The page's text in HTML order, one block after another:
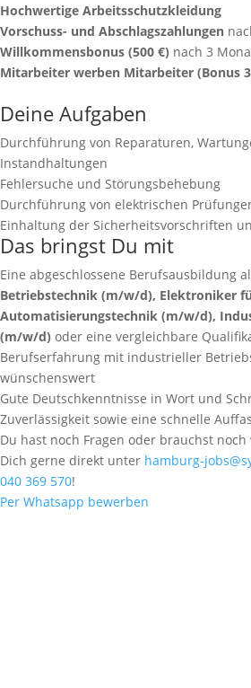
Hochwertige Arbeitsschutzkleidung
Vorschuss- und Abschlagszahlungen
Willkommensbonus (500 €) nach 3
Mitarbeiter werben Mitarbeiter (Bonus
Deine Aufgaben
Durchführung von Reparaturen,
Instandhaltungen
Fehlersuche und Störungsbehebung
Durchführung von elektrischen
Einhaltung der Sicherheitsvorschriften
Das bringst Du mit
Eine abgeschlossene Berufsausbildung
Betriebstechnik (m/w/d), Elektroniker
Automatisierungstechnik (m/w/d),
(m/w/d) oder eine vergleichbare
Berufserfahrung mit industrieller
wünschenswert
Gute Deutschkenntnisse in Wort und
Zuverlässigkeit sowie eine schnelle
Du hast noch Fragen oder brauchst
Dich gerne direkt unter hamburg-
040 369 570!
Per Whatsapp bewerben